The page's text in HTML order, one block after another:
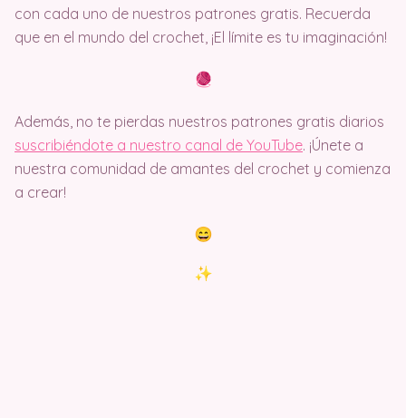
con cada uno de nuestros patrones gratis. Recuerda
que en el mundo del crochet, ¡El límite es tu imaginación!
Además, no te pierdas nuestros patrones gratis diarios
suscribiéndote a nuestro canal de YouTube. ¡Únete a
nuestra comunidad de amantes del crochet y comienza
a crear!